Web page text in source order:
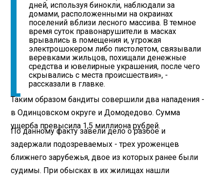
дней, используя бинокли, наблюдали за
домами, расположенными на окраинах
поселений вблизи лесного массива. В темное
время суток правонарушители в масках
врывались в помещения и, угрожая
электрошокером либо пистолетом, связывали
веревками жильцов, похищали денежные
средства и ювелирные украшения, после чего
скрывались с места происшествия», -
рассказали в главке.
Таким образом бандиты совершили два нападения -
в Одинцовском округе и Домодедово. Сумма
ущерба превысила 1,5 миллиона рублей.
По данному факту завели дело о разбое и
задержали подозреваемых - трех уроженцев
ближнего зарубежья, двое из которых ранее были
судимы. При обысках в их жилищах нашли